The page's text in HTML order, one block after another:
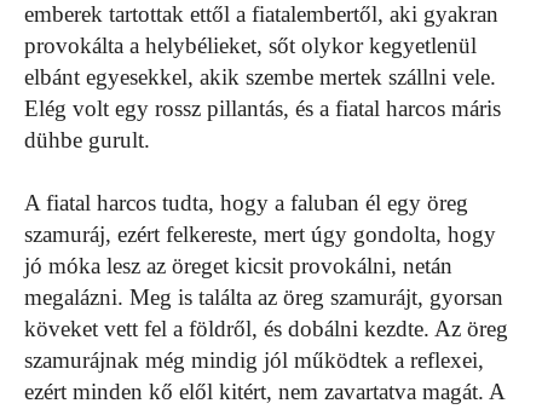
emberek tartottak ettől a fiatalembertől, aki gyakran
provokálta a helybélieket, sőt olykor kegyetlenül
elbánt egyesekkel, akik szembe mertek szállni vele.
Elég volt egy rossz pillantás, és a fiatal harcos máris
dühbe gurult.
A fiatal harcos tudta, hogy a faluban él egy öreg
szamuráj, ezért felkereste, mert úgy gondolta, hogy
jó móka lesz az öreget kicsit provokálni, netán
megalázni. Meg is találta az öreg szamurájt, gyorsan
köveket vett fel a földről, és dobálni kezdte. Az öreg
szamurájnak még mindig jól működtek a reflexei,
ezért minden kő elől kitért, nem zavartatva magát. A